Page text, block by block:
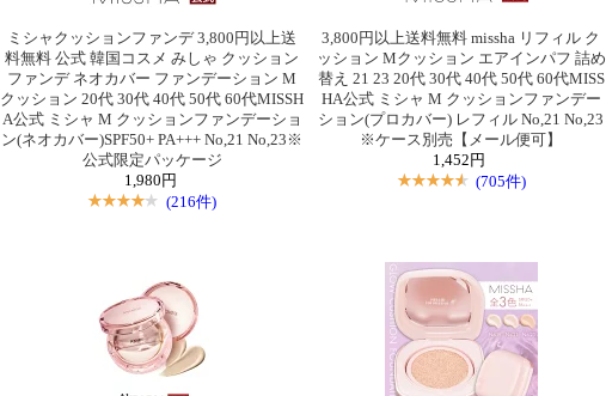
ミシャクッションファンデ 3,800円以上送
料無料 公式 韓国コスメ みしゃ クッション
ファンデ ネオカバー ファンデーション M
クッション 20代 30代 40代 50代 60代MISSH
A公式 ミシャ M クッションファンデーショ
ン(ネオカバー)SPF50+ PA+++ No,21 No,23※
公式限定パッケージ
1,980円
(216件)
3,800円以上送料無料 missha リフィル ク
ッション Mクッション エアインパフ 詰め
替え 21 23 20代 30代 40代 50代 60代MISS
HA公式 ミシャ M クッションファンデー
ション(プロカバー) レフィル No,21 No,23
※ケース別売【メール便可】
1,452円
(705件)